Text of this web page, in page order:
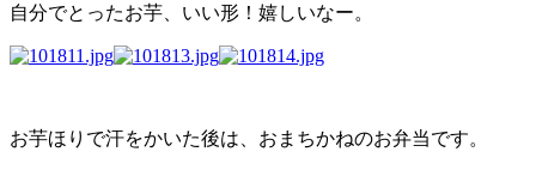
自分でとったお芋、いい形！嬉しいなー。
お芋ほりで汗をかいた後は、おまちかねのお弁当です。